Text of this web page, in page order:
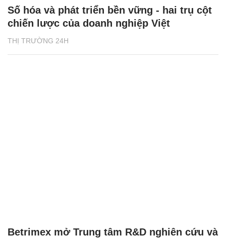
THỊ TRƯỜNG 24H
Số hóa và phát triển bền vững - hai trụ cột
chiến lược của doanh nghiệp Việt
Betrimex mở Trung tâm R&D nghiên cứu và